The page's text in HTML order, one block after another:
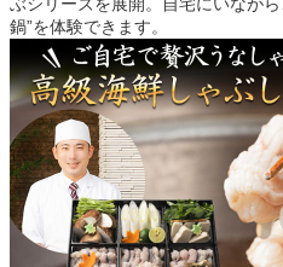
鍋”を体験できます。